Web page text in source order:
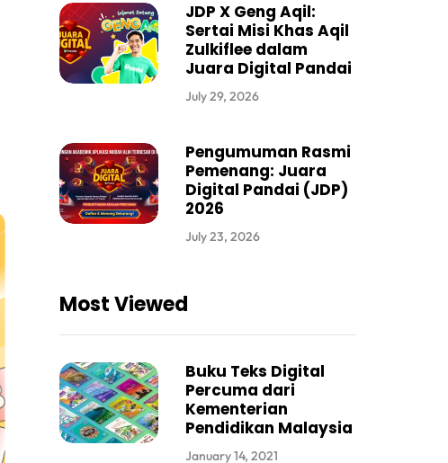
JDP X Geng Aqil:
Sertai Misi Khas Aqil
Zulkiflee dalam
Juara Digital Pandai
July 29, 2026
Pengumuman Rasmi
Pemenang: Juara
Digital Pandai (JDP)
2026
July 23, 2026
Most Viewed
Buku Teks Digital
Percuma dari
Kementerian
Pendidikan Malaysia
January 14, 2021